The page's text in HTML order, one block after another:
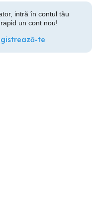
intră în contul tău
un cont nou!
te